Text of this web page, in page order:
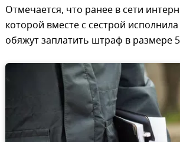
Отмечается, что ранее в сети
которой вместе с сестрой
обяжут заплатить штраф в размере